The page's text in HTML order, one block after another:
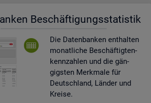
Be­schäf­ti­gungs­sta­tis­tik
Die Da­ten­ban­ken ent­hal­ten
mo­nat­li­che Be­schäf­tig­ten­
kenn­zah­len und die gän­
gigs­ten Merk­ma­le für
Deutsch­land, Län­der und
Krei­se.